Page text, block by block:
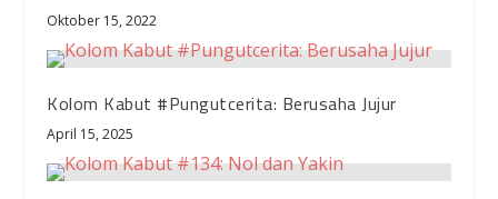
Oktober 15, 2022
Kolom Kabut #Pungutcerita: Berusaha Jujur
April 15, 2025